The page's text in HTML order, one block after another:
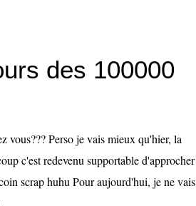
des 100000
vous??? Perso je vais mieux qu'hier, la
c'est redevenu supportable d'approcher
scrap huhu Pour aujourd'hui, je ne vais